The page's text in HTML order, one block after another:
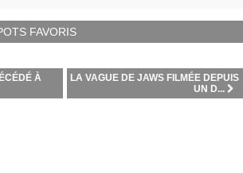
FAVORIS
LA VAGUE DE JAWS FILMÉE DEPUIS
UN D...
À